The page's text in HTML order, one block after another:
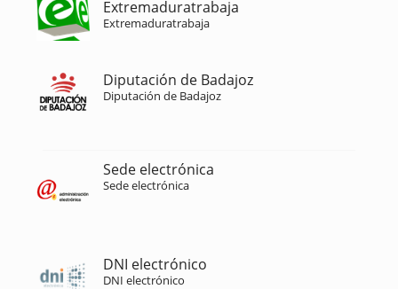
Extremaduratrabaja
Extremaduratrabaja
Diputación de Badajoz
Diputación de Badajoz
Sede electrónica
Sede electrónica
DNI electrónico
DNI electrónico